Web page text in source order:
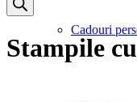
Cadouri
Stampile